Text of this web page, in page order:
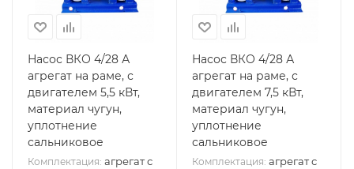
Насос ВКО 4/28 А
агрегат на раме, с
двигателем 5,5 кВт,
материал чугун,
уплотнение
сальниковое
Комплектация: агрегат с
Насос ВКО 4/28 А
агрегат на раме, с
двигателем 7,5 кВт,
материал чугун,
уплотнение
сальниковое
Комплектация: агрегат с